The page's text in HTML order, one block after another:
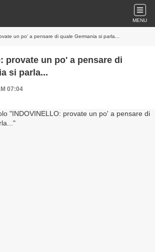
MENU
un po' a pensare di quale Germania si parla...
provate un po' a pensare di
si parla...
07:04